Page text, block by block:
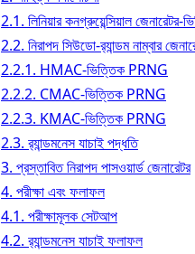
2.1. লিনিয়ার কনগ্রুয়েন্সিয়াল
2.2. নিরাপদ সিউডো-র‍্যান্ডম নাম্বার
2.2.1. HMAC-ভিত্তিক PRNG
2.2.2. CMAC-ভিত্তিক PRNG
2.2.3. KMAC-ভিত্তিক PRNG
2.3. র‍্যান্ডমনেস যাচাই পদ্ধতি
3. প্রস্তাবিত নিরাপদ পাসওয়ার্ড জেনারেটর
4. পরীক্ষা এবং ফলাফল
4.1. পরীক্ষামূলক সেটআপ
4.2. র‍্যান্ডমনেস যাচাই ফলাফল